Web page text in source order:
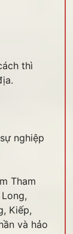
thì
nghiệp
Tham
Kiếp,
và hảo